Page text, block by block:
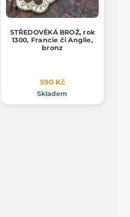
STŘEDOVĚKÁ BROŽ, rok
1300, Francie či Anglie,
bronz
590 Kč
Skladem